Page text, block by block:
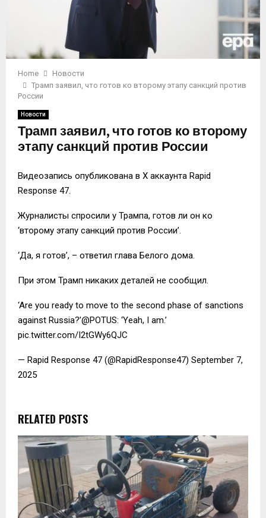
Home
Новости
Трамп заявил, что готов ко второму этапу санкций против
России
Новости
Трамп заявил, что готов ко второму
этапу санкций против России
Видеозапись опубликована в Х аккаунта Rapid
Response 47.
Журналисты спросили у Трампа, готов ли он ко
‘второму этапу санкций против России’.
‘Да, я готов’, – ответил глава Белого дома.
При этом Трамп никаких деталей не сообщил.
‘Are you ready to move to the second phase of sanctions
against Russia?’@POTUS: ‘Yeah, I am.’
pic.twitter.com/I2tGWy6QJC
— Rapid Response 47 (@RapidResponse47) September 7,
2025
RELATED POSTS